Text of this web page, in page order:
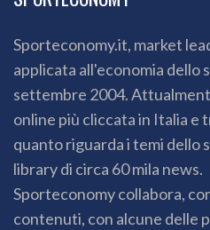
Sporteconomy.it, market
applicata all'economia dello
settembre 2004.
online più cliccata in Italia e
quanto riguarda i temi dello
library di circa 60 mila news.
Sporteconomy collabora,
contenuti, con alcune delle